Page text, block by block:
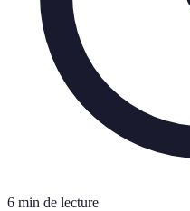
6 min de lecture